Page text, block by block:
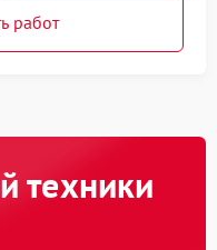
работ
техники